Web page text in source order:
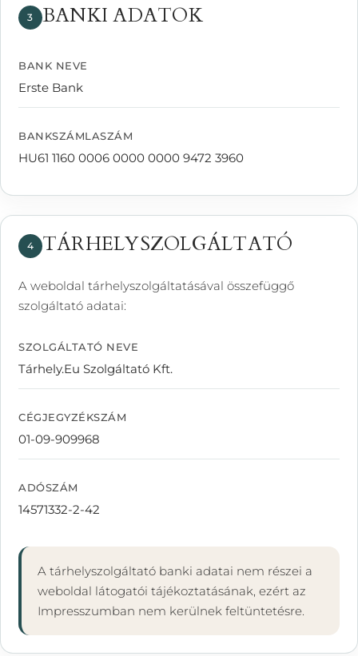
3 BANKI ADATOK
BANK NEVE
Erste Bank
BANKSZÁMLASZÁM
HU61 1160 0006 0000 0000 9472 3960
4 TÁRHELYSZOLGÁLTATÓ
A weboldal tárhelyszolgáltatásával összefüggő
szolgáltató adatai:
SZOLGÁLTATÓ NEVE
Tárhely.Eu Szolgáltató Kft.
CÉGJEGYZÉKSZÁM
01-09-909968
ADÓSZÁM
14571332-2-42
A tárhelyszolgáltató banki adatai nem részei a
weboldal látogatói tájékoztatásának, ezért az
Impresszumban nem kerülnek feltüntetésre.